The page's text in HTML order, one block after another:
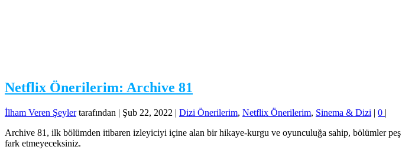
Netflix Önerilerim: Archive 81
İlham Veren Şeylertarafından | Şub 22, 2022 | Dizi Önerilerim, Netflix Önerilerim, Sinema & Dizi | 0 |
Archive 81, ilk bölümden itibaren izleyiciyi içine alan bir hikaye-kurgu ve oyunculuğa sahip, bölümler
fark etmeyeceksiniz.